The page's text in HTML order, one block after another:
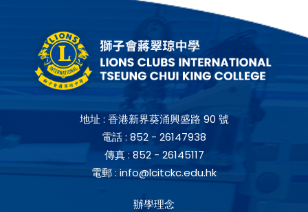
地址 : 香港新界葵涌興盛路 90 號
電話 : 852 - 26147938
傳真 :852 - 26145117
電郵 : info@lcitckc.edu.hk
辦學理念